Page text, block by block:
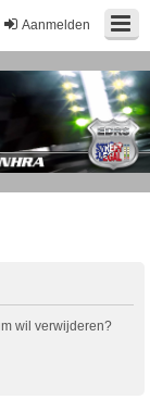
Aanmelden
wil verwijderen?